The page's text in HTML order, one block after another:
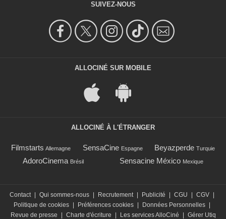
SUIVEZ-NOUS
ALLOCINÉ SUR MOBILE
ALLOCINÉ À L'ÉTRANGER
Filmstarts Allemagne SensaCine Espagne Beyazperde Turquie
AdoroCinema Brésil Sensacine México Mexique
Contact Qui sommes-nous Recrutement Publicité CGU CGV
Politique de cookies
Préférences cookies Données Personnelles
Revue de presse
Charte d'écriture Les services AlloCiné Gérer Utiq